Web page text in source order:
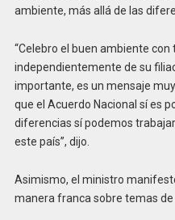
ambiente, más allá de las
“Celebro el buen ambiente
independientemente de su
importante, es un mensaje
que el Acuerdo Nacional sí es
diferencias sí podemos
este país”, dijo.
Asimismo, el ministro
manera franca sobre temas de